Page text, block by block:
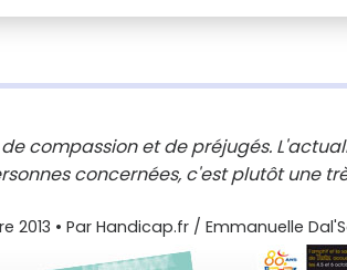
compassion et de préjugés.
concernées, c'est plutôt une
2013 • Par Handicap.fr / Emmanuelle